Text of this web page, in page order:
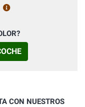
CON NUESTROS